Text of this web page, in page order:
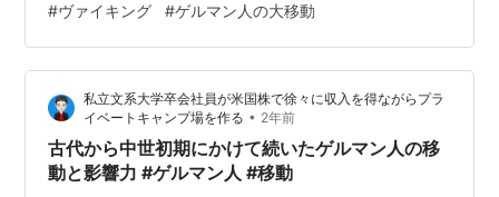
#ヴァイキング #ゲルマン人の大移動
私立文系大学卒会社員が米国株で徐々に収入を得ながらプラ
イベートキャンプ場を作る • 2年前
古代から中世初期にかけて続いたゲルマン人の移
動と影響力 #ゲルマン人 #移動